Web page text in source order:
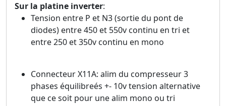
Sur la platine inverter:
Tension entre P et N3 (sortie du pont de
diodes) entre 450 et 550v continu en tri et
entre 250 et 350v continu en mono
Connecteur X11A: alim du compresseur 3
phases équilibreés +- 10v tension alternative
que ce soit pour une alim mono ou tri